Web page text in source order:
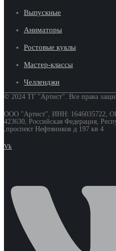
Выпускные
Аниматоры
Ростовые куклы
Мастер-классы
Челленджи
© 2024 ТГ "Артист". Все права
ООО "Артист", ИНН: 1646035722,
423630, Российская Федерация,
,проспект Нефтяников д 197 кв 4
Vk